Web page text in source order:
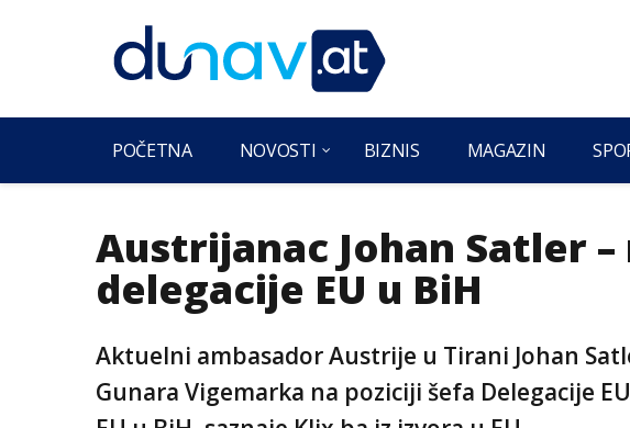
POČETNA NOVOSTI BIZNIS MAGAZIN
Austrijanac Johan Satler
delegacije EU u BiH
Aktuelni ambasador Austrije u Tirani Johan
Gunara Vigemarka na poziciji šefa Delegacije